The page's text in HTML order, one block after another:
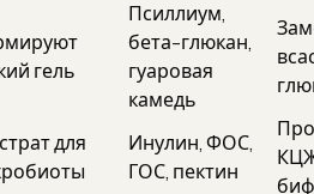
гель
Псиллиум,
бета-глюкан,
гуаровая
камедь
для
Инулин, ФОС,
ГОС, пектин